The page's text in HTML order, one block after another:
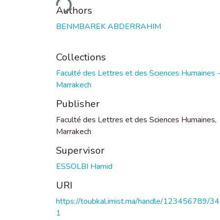
Authors
BENMBAREK ABDERRAHIM
Collections
Faculté des Lettres et des Sciences Humaines -
Marrakech
Publisher
Faculté des Lettres et des Sciences Humaines,
Marrakech
Supervisor
ESSOLBI Hamid
URI
https://toubkal.imist.ma/handle/123456789/
1